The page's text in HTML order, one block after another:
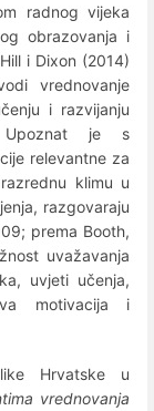
radnog vijeka
obrazovanja i
i Dixon (2014)
vrednovanje
i razvijanju
Upoznat je s
relevantne za
klimu u
razgovaraju
prema Booth,
uvažavanja
uvjeti učenja,
motivacija i
Hrvatske u
vrednovanja